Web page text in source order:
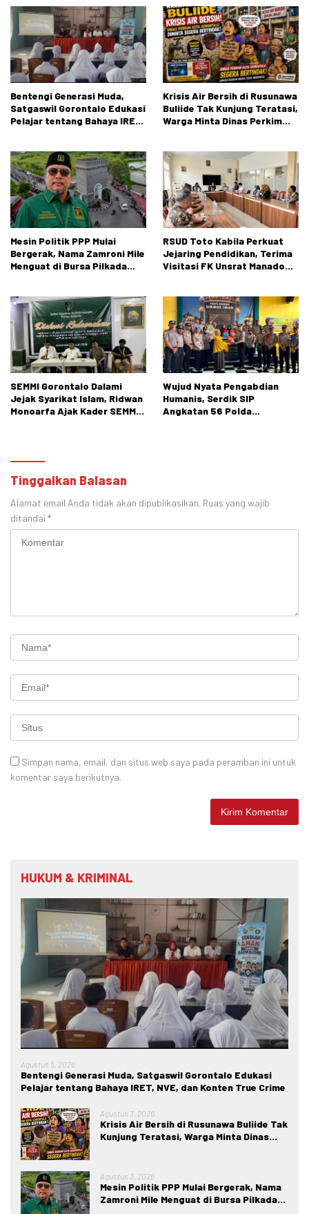
Bentengi Generasi Muda,
Satgaswil Gorontalo Edukasi
Pelajar tentang Bahaya IRET,
Krisis Air Bersih di Rusunawa
Buliide Tak Kunjung Teratasi,
Warga Minta Dinas Perkim
Mesin Politik PPP Mulai
Bergerak, Nama Zamroni Mile
Menguat di Bursa Pilkada
RSUD Toto Kabila Perkuat
Jejaring Pendidikan, Terima
Visitasi FK Unsrat Manado
SEMMI Gorontalo Dalami
Jejak Syarikat Islam, Ridwan
Monoarfa Ajak Kader SEMMI
Wujud Nyata Pengabdian
Humanis, Serdik SIP
Angkatan 56 Polda
Tinggalkan Balasan
Alamat email Anda tidak akan dipublikasikan. Ruas yang wajib
ditandai *
Simpan nama, email, dan situs web saya pada peramban ini untuk
komentar saya berikutnya.
HUKUM & KRIMINAL
Agustus 5, 2026
Bentengi Generasi Muda, Satgaswil Gorontalo Edukasi
Pelajar tentang Bahaya IRET, NVE, dan Konten True Crime
Agustus 3, 2026
Krisis Air Bersih di Rusunawa Buliide Tak
Kunjung Teratasi, Warga Minta Dinas
Agustus 3, 2026
Mesin Politik PPP Mulai Bergerak, Nama
Zamroni Mile Menguat di Bursa Pilkada